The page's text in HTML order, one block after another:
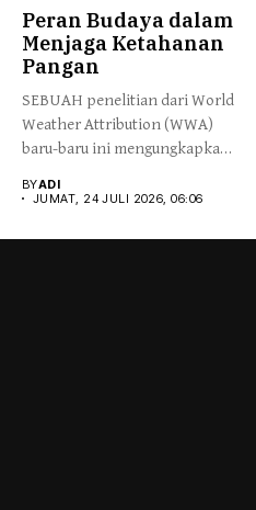
Peran Budaya dalam
Menjaga Ketahanan
Pangan
SEBUAH penelitian dari World
Weather Attribution (WWA)
baru-baru ini mengungkapkan
BYADI
JUMAT, 24 JULI 2026, 06:06